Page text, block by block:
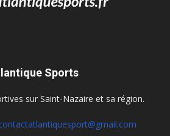
Sports
sur Saint-Nazaire et sa région.